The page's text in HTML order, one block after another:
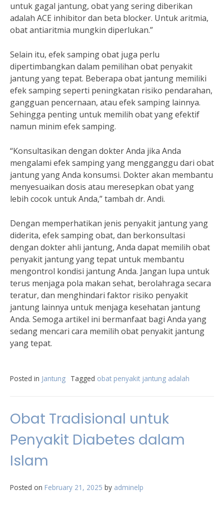
untuk gagal jantung, obat yang sering diberikan
adalah ACE inhibitor dan beta blocker. Untuk aritmia,
obat antiaritmia mungkin diperlukan.”
Selain itu, efek samping obat juga perlu
dipertimbangkan dalam pemilihan obat penyakit
jantung yang tepat. Beberapa obat jantung memiliki
efek samping seperti peningkatan risiko pendarahan,
gangguan pencernaan, atau efek samping lainnya.
Sehingga penting untuk memilih obat yang efektif
namun minim efek samping.
“Konsultasikan dengan dokter Anda jika Anda
mengalami efek samping yang mengganggu dari obat
jantung yang Anda konsumsi. Dokter akan membantu
menyesuaikan dosis atau meresepkan obat yang
lebih cocok untuk Anda,” tambah dr. Andi.
Dengan memperhatikan jenis penyakit jantung yang
diderita, efek samping obat, dan berkonsultasi
dengan dokter ahli jantung, Anda dapat memilih obat
penyakit jantung yang tepat untuk membantu
mengontrol kondisi jantung Anda. Jangan lupa untuk
terus menjaga pola makan sehat, berolahraga secara
teratur, dan menghindari faktor risiko penyakit
jantung lainnya untuk menjaga kesehatan jantung
Anda. Semoga artikel ini bermanfaat bagi Anda yang
sedang mencari cara memilih obat penyakit jantung
yang tepat.
Posted in Jantung Tagged obat penyakit jantung adalah
Obat Tradisional untuk
Penyakit Diabetes dalam
Islam
Posted on February 21, 2025 by adminelp